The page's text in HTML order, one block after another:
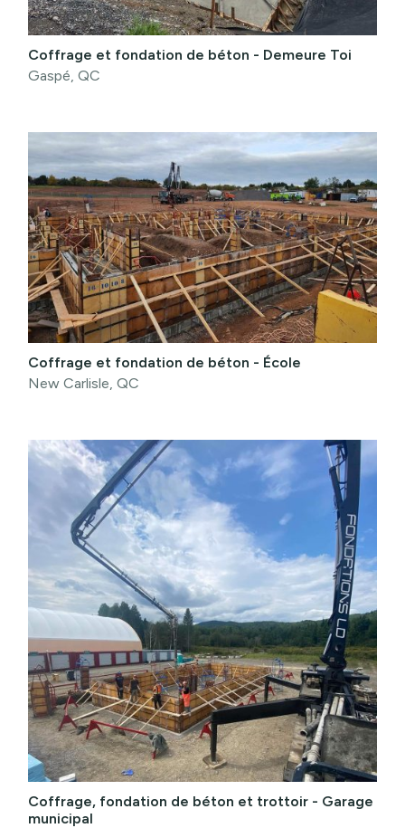
Coffrage et fondation de béton - Demeure Toi
Gaspé, QC
Coffrage et fondation de béton - École
New Carlisle, QC
Coffrage, fondation de béton et trottoir - Garage
municipal